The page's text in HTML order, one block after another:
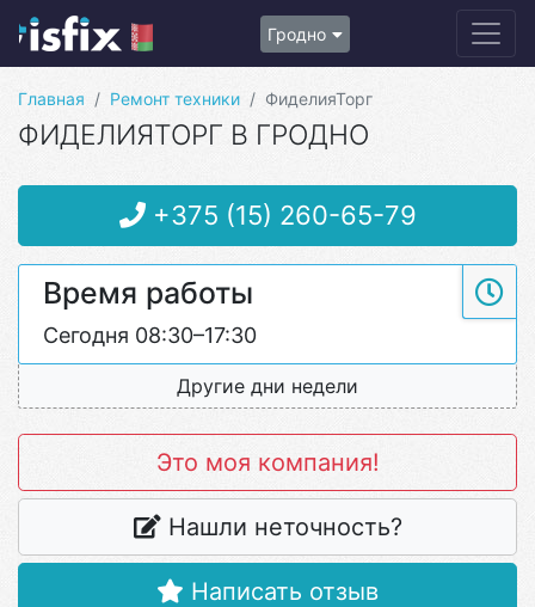
Гродно
Главная Ремонт техники ФиделияТорг
ФИДЕЛИЯТОРГ В ГРОДНО
+375 (15) 260-65-79
Время работы
Сегодня 08:30–17:30
Другие дни недели
Это моя компания!
Нашли неточность?
Написать отзыв